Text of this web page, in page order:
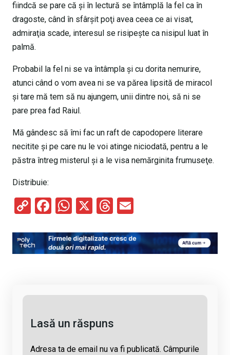
fiindcă se pare că şi în lectură se întâmplă la fel ca în
dragoste, când în sfârşit poţi avea ceea ce ai visat,
admiraţia scade, interesul se risipeşte ca nisipul luat în
palmă.
Probabil la fel ni se va întâmpla şi cu dorita nemurire,
atunci când o vom avea ni se va părea lipsită de miracol
şi tare mă tem să nu ajungem, unii dintre noi, să ni se
pare prea fad Raiul.
Mă gândesc să îmi fac un raft de capodopere literare
necitite şi pe care nu le voi atinge niciodată, pentru a le
păstra întreg misterul şi a le visa nemărginita frumuseţe.
Distribuie:
C
py
Li
F
ce
b
W
at
s
X
T
e
a
ail
Lasă un răspuns
Adresa ta de email nu va fi publicată. Câmpurile